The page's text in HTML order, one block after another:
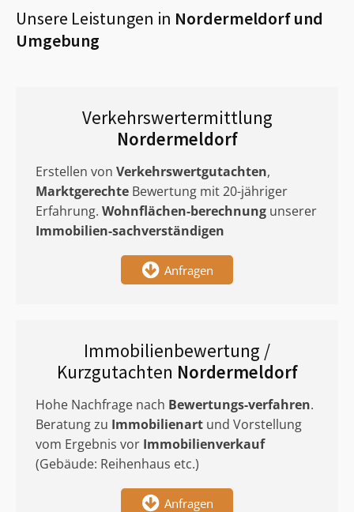
Unsere Leistungen in Nordermeldorfund
Umgebung
Verkehrswertermittlung
Nordermeldorf
Erstellen von Verkehrswertgutachten,
Marktgerechte Bewertung mit 20-jähriger
Erfahrung. Wohnflächen-berechnung unserer
Immobilien-sachverständigen
Anfragen
Immobilienbewertung /
Kurzgutachten Nordermeldorf
Hohe Nachfrage nach Bewertungs-verfahren.
Beratung zu Immobilienart und Vorstellung
vom Ergebnis vor Immobilienverkauf
(Gebäude: Reihenhaus etc.)
Anfragen